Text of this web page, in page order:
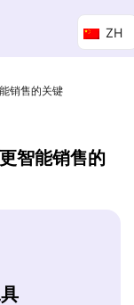
ZH
销售的关键
智能销售的